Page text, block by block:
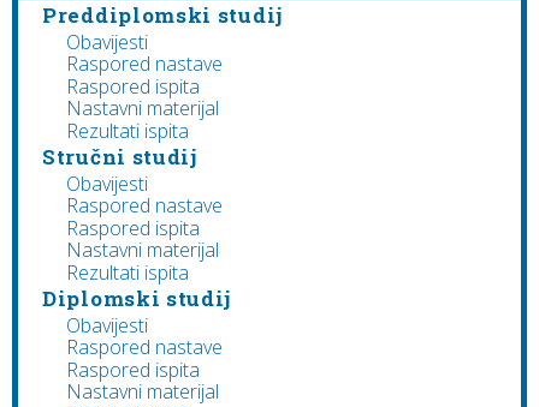
Preddiplomski studij
Obavijesti
Raspored nastave
Raspored ispita
Nastavni materijal
Rezultati ispita
Stručni studij
Obavijesti
Raspored nastave
Raspored ispita
Nastavni materijal
Rezultati ispita
Diplomski studij
Obavijesti
Raspored nastave
Raspored ispita
Nastavni materijal